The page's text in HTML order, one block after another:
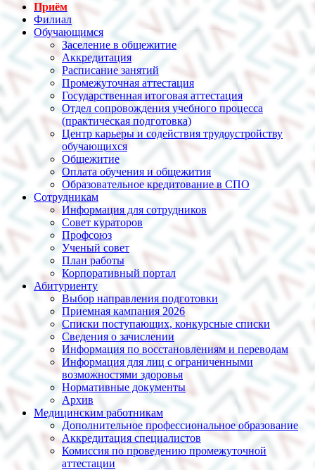
Приём
Филиал
Обучающимся
Заселение в общежитие
Аккредитация
Расписание занятий
Промежуточная аттестация
Государственная итоговая аттестация
Отдел сопровождения учебного процесса
(практическая подготовка)
Центр карьеры и содействия трудоустройству
обучающихся
Общежитие
Оплата обучения и общежития
Образовательное кредитование в СПО
Сотрудникам
Информация для сотрудников
Совет кураторов
Профсоюз
Ученый совет
План работы
Корпоративный портал
Абитуриенту
Выбор направления подготовки
Приемная кампания 2026
Списки поступающих, конкурсные списки
Сведения о зачислении
Информация по восстановлениям и переводам
Информация для лиц с ограниченными
возможностями здоровья
Нормативные документы
Архив
Медицинским работникам
Дополнительное профессиональное образование
Аккредитация специалистов
Комиссия по проведению промежуточной
аттестации